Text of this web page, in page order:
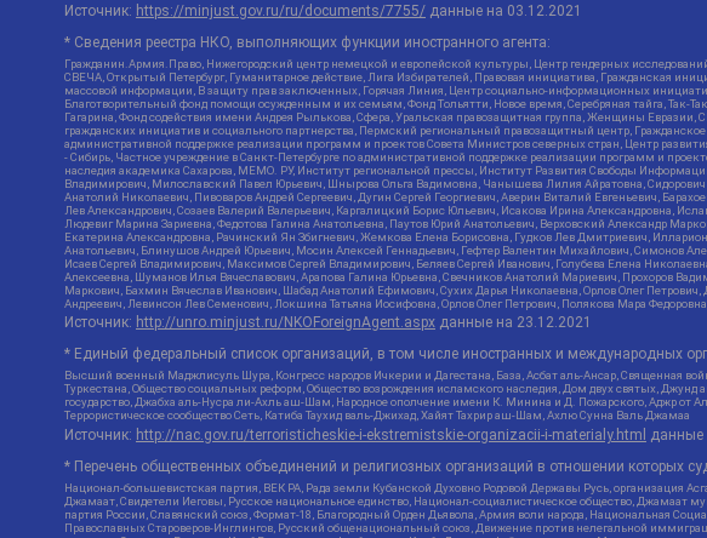
Источник: https://minjust.gov.ru/ru/documents/7755/ данные на 03.12.2021
* Сведения реестра НКО, выполняющих функции иностранного агента:
Гражданин.Армия.Право, Нижегородский центр немецкой и европейской культуры, Центр гендерных
СВЕЧА, Открытый Петербург, Гуманитарное действие, Лига Избирателей, Правовая инициатива, Гражданская
массовой информации, В защиту прав заключенных, Горячая Линия, Центр социально-информационных
Благотворительный фонд помощи осужденным и их семьям, Фонд Тольятти, Новое время, Серебряная тайга, Так-
Гагарина, Фонд содействия имени Андрея Рылькова, Сфера, Уральская правозащитная группа, Женщины
гражданских инициатив и социального партнерства, Пермский региональный правозащитный центр,
административной поддержке реализации программ и проектов Совета Министров северных стран, Центр
- Сибирь, Частное учреждение в Санкт-Петербурге по административной поддержке реализации программ и
наследия академика Сахарова, МЕМО. РУ, Институт региональной прессы, Институт Развития Свободы
Владимирович, Милославский Павел Юрьевич, Шнырова Ольга Вадимовна, Чанышева Лилия Айратовна,
Анатолий Николаевич, Пивоваров Андрей Сергеевич, Дугин Сергей Георгиевич, Аверин Виталий Евгеньевич,
Лев Александрович, Созаев Валерий Валерьевич, Каргалицкий Борис Юльевич, Исакова Ирина Александровна,
Людевиг Марина Зариевна, Федотова Галина Анатольевна, Паутов Юрий Анатольевич, Верховский Александр
Екатерина Александровна, Рачинский Ян Збигневич, Жемкова Елена Борисовна, Гудков Лев Дмитриевич,
Анатольевич, Блинушов Андрей Юрьевич, Мосин Алексей Геннадьевич, Гефтер Валентин Михайлович, Симонов
Исаев Сергей Владимирович, Максимов Сергей Владимирович, Беляев Сергей Иванович, Голубева Елена
Алексеевна, Шуманов Илья Вячеславович, Арапова Галина Юрьевна, Свечников Анатолий Мариевич, Прохоров
Маркович, Бахмин Вячеслав Иванович, Шабад Анатолий Ефимович, Сухих Дарья Николаевна, Орлов Олег
Андреевич, Левинсон Лев Семенович, Локшина Татьяна Иосифовна, Орлов Олег Петрович, Полякова Мара
Источник: http://unro.minjust.ru/NKOForeignAgent.aspx данные на 23.12.2021
* Единый федеральный список организаций, в том числе иностранных и международных
Высший военный Маджлисуль Шура, Конгресс народов Ичкерии и Дагестана, База, Асбат аль-Ансар, Священная
Туркестана, Общество социальных реформ, Общество возрождения исламского наследия, Дом двух святых,
государство, Джабха аль-Нусра ли-Ахль аш-Шам, Народное ополчение имени К. Минина и Д. Пожарского, Аджр от
Террористическое сообщество Сеть, Катиба Таухид валь-Джихад, Хайят Тахрир аш-Шам, Ахлю Сунна Валь Джамаа
Источник: http://nac.gov.ru/terroristicheskie-i-ekstremistskie-organizacii-i-materialy.html данные
* Перечень общественных объединений и религиозных организаций в отношении которых
Национал-большевистская партия, ВЕК РА, Рада земли Кубанской Духовно Родовой Державы Русь, организация
Джамаат, Свидетели Иеговы, Русское национальное единство, Национал-социалистическое общество, Джамаат
партия России, Славянский союз, Формат-18, Благородный Орден Дьявола, Армия воли народа, Национальная
Православных Староверов-Инглингов, Русский общенациональный союз, Движение против нелегальной